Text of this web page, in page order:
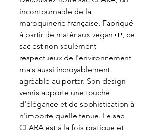
incontournable de la
maroquinerie française. Fabriqué
à partir de matériaux vegan 🌱, ce
sac est non seulement
respectueux de l'environnement
mais aussi incroyablement
agréable au porter. Son design
vernis apporte une touche
d'élégance et de sophistication à
n'importe quelle tenue. Le sac
CLARA est à la fois pratique et